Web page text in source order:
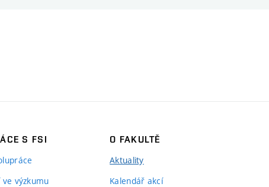
S FSI
výzkumu
O FAKULTĚ
Aktuality
Kalendář akcí